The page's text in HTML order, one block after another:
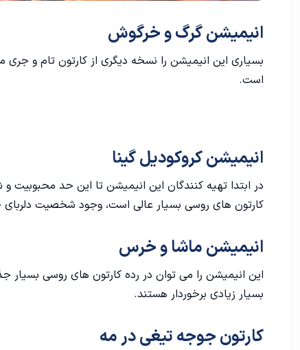
انیمیشن گرگ و خرگوش
بسیاری این انیمیشن را نسخه دیگری از کارتون تام و
است.
انیمیشن کروکودیل گینا
در ابتدا تهیه کنندگان این انیمیشن تا این حد محبوبیت
کارتون های روسی بسیار عالی است، وجود شخصیت دلربای
انیمیشن ماشا و خرس
این انیمیشن را می توان در رده کارتون‌ های روسی
بسیار زیادی برخوردار هستند.
کارتون جوجه تیغی در مه